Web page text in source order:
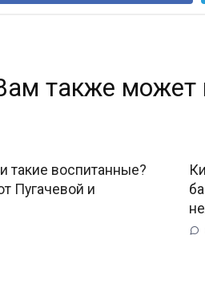
также может
такие воспитанные?
Пугачевой и